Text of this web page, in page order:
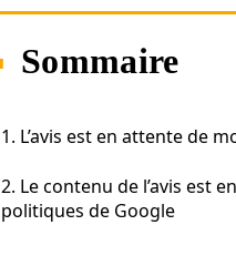
Sommaire
1. L’avis est en attente de
2. Le contenu de l’avis est
politiques de Google